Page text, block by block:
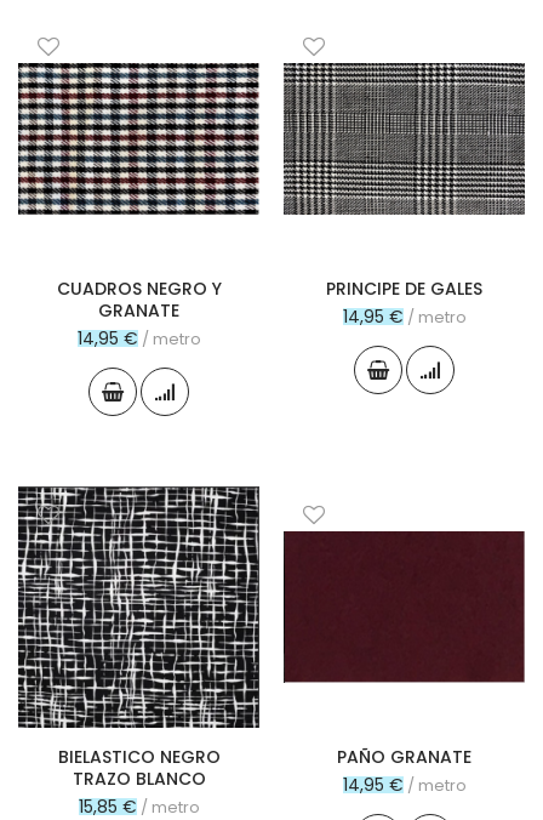
CUADROS NEGRO Y
GRANATE
14,95 € / metro
PRINCIPE DE GALES
14,95 € / metro
BIELASTICO NEGRO
TRAZO BLANCO
15,85 € / metro
PAÑO GRANATE
14,95 € / metro